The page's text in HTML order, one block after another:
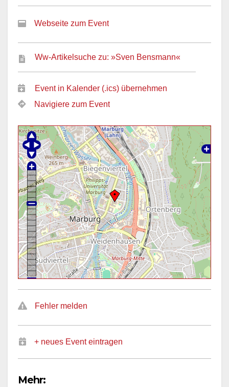
Webseite zum Event
Ww-Artikelsuche zu: »Sven Bensmann«
Event in Kalender (.ics) übernehmen
Navigiere zum Event
Fehler melden
+ neues Event eintragen
Mehr: